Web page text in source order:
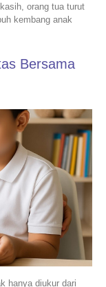
orang tua turut
kembang anak
Bersama
hanya diukur dari